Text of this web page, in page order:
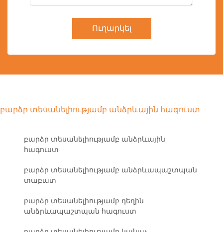
Ուղարկել
բարձր տեսանելիությամբ անձրևային հագուստ
բարձր տեսանելիությամբ անձրևային
հագուստ
բարձր տեսանելիությամբ անձրևապաշտպան
տաբատ
բարձր տեսանելիությամբ դեղին
անձրևապաշտպան հագուստ